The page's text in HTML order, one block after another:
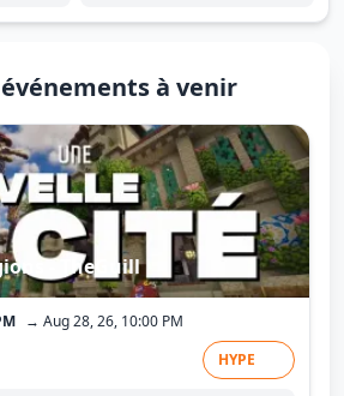
à venir
- TheGuill
→ Aug 28, 26, 10:00 PM
HYPE